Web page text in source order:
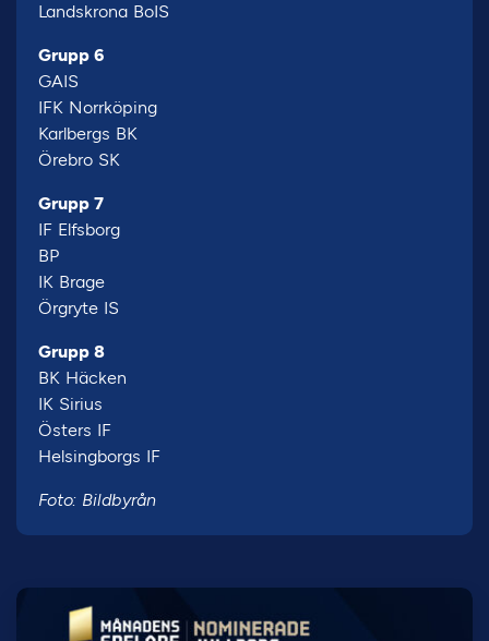
Landskrona BoIS
Grupp 6
GAIS
IFK Norrköping
Karlbergs BK
Örebro SK
Grupp 7
IF Elfsborg
BP
IK Brage
Örgryte IS
Grupp 8
BK Häcken
IK Sirius
Östers IF
Helsingborgs IF
Foto: Bildbyrån